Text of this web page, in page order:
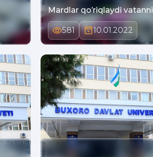
Mardlar qo’riqlaydi vatanni
581 10.01.2022